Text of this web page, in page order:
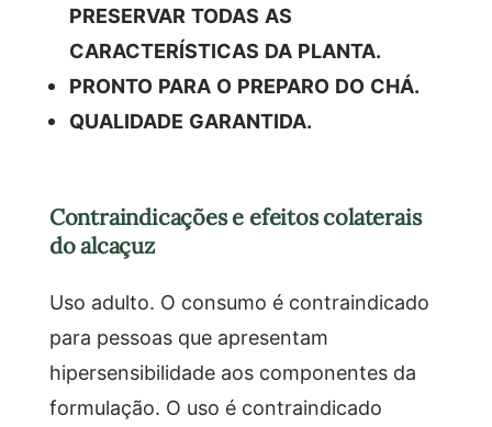
PRESERVAR TODAS AS
CARACTERÍSTICAS DA PLANTA.
PRONTO PARA O PREPARO DO CHÁ.
QUALIDADE GARANTIDA.
Contraindicações e efeitos colaterais
do alcaçuz
Uso adulto. O consumo é contraindicado
para pessoas que apresentam
hipersensibilidade aos componentes da
formulação. O uso é contraindicado